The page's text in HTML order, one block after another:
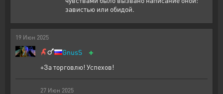
завистью или обидой.
19 Июн 2025
GnusS +
+За торговлю! Успехов!
27 Июн 2025